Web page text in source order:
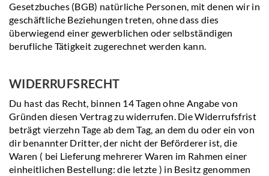
Gesetzbuches (BGB) natürliche Personen, mit denen wir in
geschäftliche Beziehungen treten, ohne dass dies
überwiegend einer gewerblichen oder selbständigen
berufliche Tätigkeit zugerechnet werden kann.
WIDERRUFSRECHT
Du hast das Recht, binnen 14 Tagen ohne Angabe von
Gründen diesen Vertrag zu widerrufen. Die Widerrufsfrist
beträgt vierzehn Tage ab dem Tag, an dem du oder ein von
dir benannter Dritter, der nicht der Beförderer ist, die
Waren ( bei Lieferung mehrerer Waren im Rahmen einer
einheitlichen Bestellung: die letzte ) in Besitz genommen